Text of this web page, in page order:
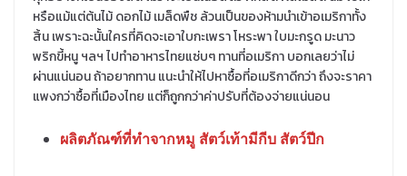
หรือแม้แต่ต้นไม้ ดอกไม้ เมล็ดพืช ล้วนเป็นของห้ามนำเข้าอเมริกาทั้ง
สิ้น เพราะฉะนั้นใครที่คิดจะเอาใบกะเพรา โหระพา ใบมะกรูด มะนาว
พริกขี้หนู ฯลฯ ไปทำอาหารไทยแซ่บๆ ทานที่อเมริกา บอกเลยว่าไม่
ผ่านแน่นอน ถ้าอยากทาน แนะนำให้ไปหาซื้อที่อเมริกาดีกว่า ถึงจะราคา
แพงกว่าซื้อที่เมืองไทย แต่ก็ถูกกว่าค่าปรับที่ต้องจ่ายแน่นอน
ผลิตภัณฑ์ที่ทำจากหมู สัตว์เท้ามีกีบ สัตว์ปีก